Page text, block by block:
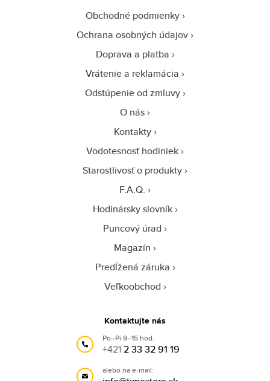
Obchodné podmienky
Ochrana osobných údajov
Doprava a platba
Vrátenie a reklamácia
Odstúpenie od zmluvy
O nás
Kontakty
Vodotesnosť hodiniek
Starostlivosť o produkty
F.A.Q.
Hodinársky slovník
Puncový úrad
Magazín
Predĺžená záruka
Veľkoobchod
Kontaktujte nás
Po–Pi 9–15 hod.
+4212 33 32 91 19
alebo na e-mail: